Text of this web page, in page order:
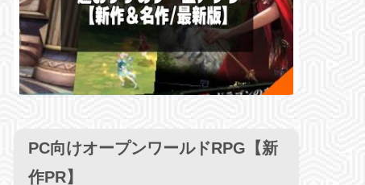
PC向けオープンワールドRPG【新
作PR】